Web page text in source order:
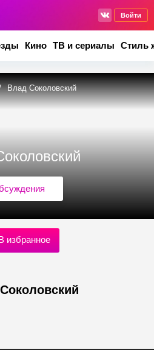
Войти
Кино ТВ и сериалы Стиль
Влад Соколовский
избранное